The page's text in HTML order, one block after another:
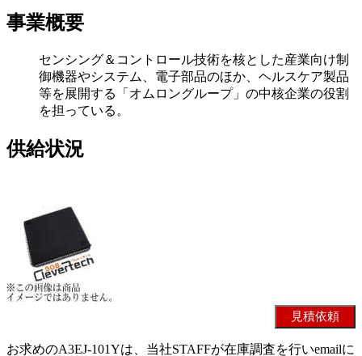
事業概要
センシング＆コントロール技術を核とした産業向け制
御機器やシステム、電子部品のほか、ヘルスケア製品
等を展開する「オムロングループ」の中核企業の役割
を担っている。
供給状況
お求めのA3EJ-101Yは、当社STAFFが在庫調査を行いemailに